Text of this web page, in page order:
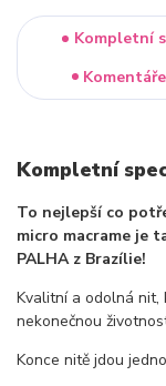
Kompletní
Komentáře
Kompletní
To nejlepší co
micro macrame je
PALHA z Brazílie!
Kvalitní a odolná nit,
nekonečnou
Konce nitě jdou